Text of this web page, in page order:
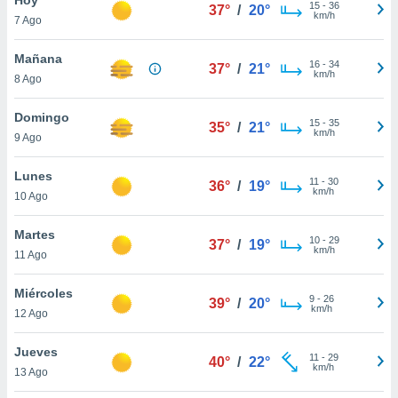
y
en
más
de
7 Ago
37° / 20° 15- 36
km/h
Mañana
8 Ago
37° / 21° 16- 34
km/h
Domingo
9 Ago
35° / 21° 15- 35
km/h
Lunes
10 Ago
36° / 19° 11 - 30
km/h
Martes
11 Ago
37° / 19° 10- 29
km/h
Miércoles
12 Ago
39° / 20° 9- 26
km/h
Jueves
13 Ago
40° / 22° 11 - 29
km/h